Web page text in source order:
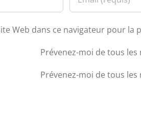
Web dans ce navigateur pour la
Prévenez-moi de tous
Prévenez-moi de tous